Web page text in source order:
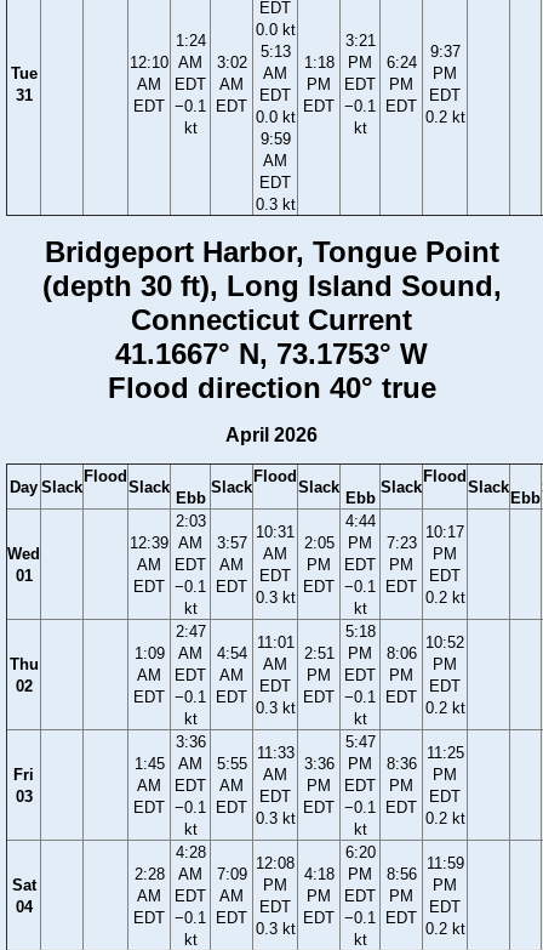
Tue
31
12:10
AM
EDT
1:24
AM
EDT
−0.1
kt
3:02
AM
EDT
EDT
0.0 kt
5:13
AM
EDT
0.0 kt
9:59
AM
EDT
0.3 kt
1:18
PM
EDT
3:21
PM
EDT
−0.1
kt
6:24
PM
EDT
9:37
PM
EDT
0.2 kt
Bridgeport Harbor, Tongue Point
(depth 30 ft), Long Island Sound,
Connecticut Current
41.1667° N, 73.1753° W
Flood direction 40° true
April 2026
Day Slack
Flood
Slack
Ebb
Slack
Flood
Slack
Ebb
Slack
Flood
Slack
Ebb
Wed
01
12:39
AM
EDT
2:03
AM
EDT
−0.1
kt
3:57
AM
EDT
10:31
AM
EDT
0.3 kt
2:05
PM
EDT
4:44
PM
EDT
−0.1
kt
7:23
PM
EDT
10:17
PM
EDT
0.2 kt
Thu
02
1:09
AM
EDT
2:47
AM
EDT
−0.1
kt
4:54
AM
EDT
11:01
AM
EDT
0.3 kt
2:51
PM
EDT
5:18
PM
EDT
−0.1
kt
8:06
PM
EDT
10:52
PM
EDT
0.2 kt
Fri
03
1:45
AM
EDT
3:36
AM
EDT
−0.1
kt
5:55
AM
EDT
11:33
AM
EDT
0.3 kt
3:36
PM
EDT
5:47
PM
EDT
−0.1
kt
8:36
PM
EDT
11:25
PM
EDT
0.2 kt
Sat
04
2:28
AM
EDT
4:28
AM
EDT
−0.1
kt
7:09
AM
EDT
12:08
PM
EDT
0.3 kt
4:18
PM
EDT
6:20
PM
EDT
−0.1
kt
8:56
PM
EDT
11:59
PM
EDT
0.2 kt